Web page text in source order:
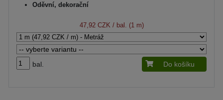
Oděvní, dekorační
47,92 CZK / bal. (1 m)
bal. Do košíku